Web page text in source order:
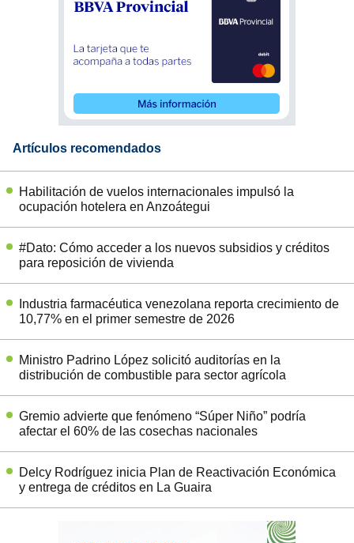
Artículos recomendados
Habilitación de vuelos internacionales impulsó la
ocupación hotelera en Anzoátegui
#Dato: Cómo acceder a los nuevos subsidios y créditos
para reposición de vivienda
Industria farmacéutica venezolana reporta crecimiento de
10,77% en el primer semestre de 2026
Ministro Padrino López solicitó auditorías en la
distribución de combustible para sector agrícola
Gremio advierte que fenómeno “Súper Niño” podría
afectar el 60% de las cosechas nacionales
Delcy Rodríguez inicia Plan de Reactivación Económica
y entrega de créditos en La Guaira